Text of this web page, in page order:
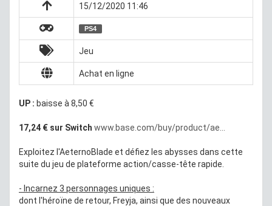
15/12/2020 11:46
PS4
Jeu
Achat en ligne
UP : baisse à 8,50 €
17,24 € sur Switch www.base.com/buy/product/ae...
Exploitez l'AeternoBlade et défiez les abysses dans cette
suite du jeu de plateforme action/casse-tête rapide.
- Incarnez 3 personnages uniques :
dont l'héroïne de retour, Freyja, ainsi que des nouveaux